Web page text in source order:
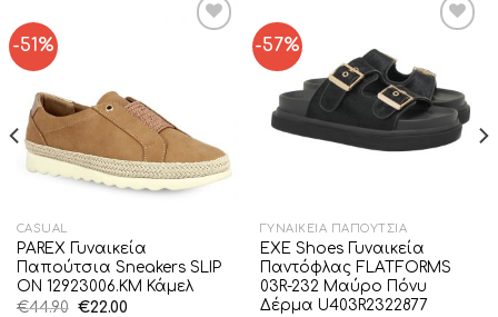
-51%
CASUAL
PAREX Γυναικεία
Παπούτσια Sneakers SLIP
ON 12923006.KM Κάμελ
€44.90 Original
€22.00Η
-57%
ΓΥΝΑΙΚΕΊΑ ΠΑΠΟΎΤΣΙΑ
EXE Shoes Γυναικεία
Παντόφλας FLATFORMS
03R-232 Μαύρο Πόνυ
Δέρμα U403R2322877